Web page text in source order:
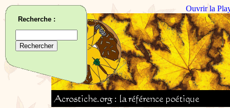
Ouvrir la
Recherche :